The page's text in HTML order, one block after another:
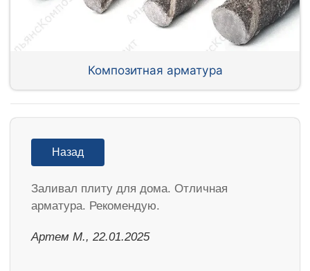
Композитная арматура
Назад
Заливал плиту для дома. Отличная
арматура. Рекомендую.
Артем М., 22.01.2025